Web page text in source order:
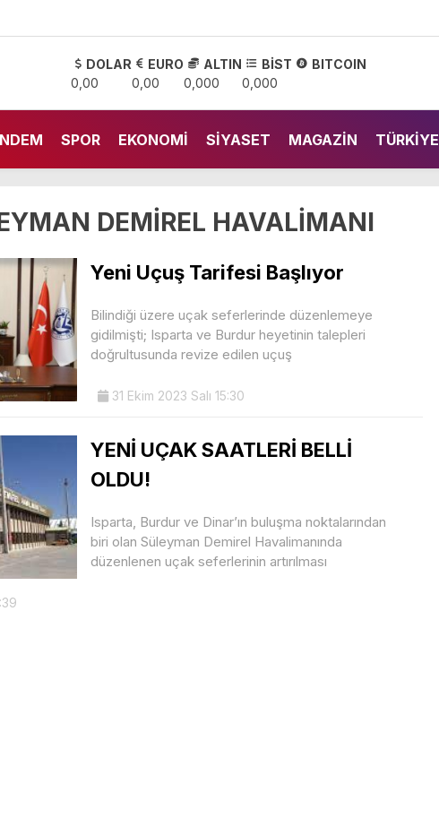
DOLAR
0,00
EURO
0,00
ALTIN
0,000
BİST
0,000
BITCOIN
SPOR EKONOMI SIYASET MAGAZIN TÜRKIYE
DEMİREL HAVALİMANI
Yeni Uçuş Tarifesi Başlıyor
Bilindiği üzere uçak seferlerinde düzenlemeye
gidilmişti; Isparta ve Burdur heyetinin talepleri
doğrultusunda revize edilen uçuş
31 Ekim 2023 Salı 15:30
YENİ UÇAK SAATLERİ BELLİ
OLDU!
Isparta, Burdur ve Dinar’ın buluşma noktalarından
biri olan Süleyman Demirel Havalimanında
düzenlenen uçak seferlerinin artırılması